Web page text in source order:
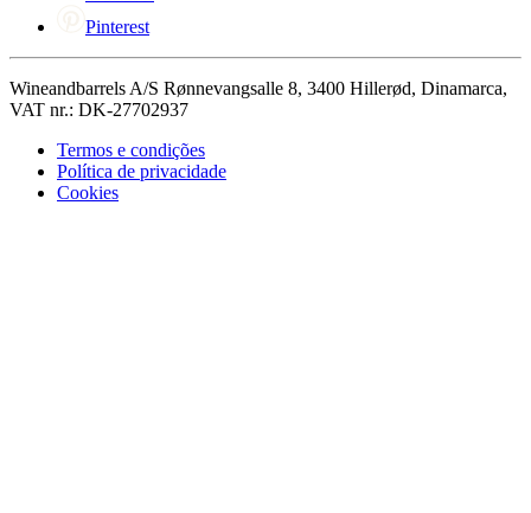
Pinterest
Wineandbarrels A/S Rønnevangsalle 8, 3400 Hillerød, Dinamarca,
VAT nr.: DK-27702937
Termos e condições
Política de privacidade
Cookies